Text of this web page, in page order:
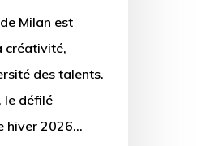
Milan est
créativité,
des talents.
le défilé
hiver 2026…